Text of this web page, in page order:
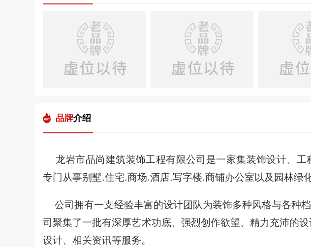
品牌介绍
龙岩市品尚建筑装饰工程有限公司是一家集装饰设计、工
专门从事别墅.住宅.商场.酒店.写字楼.商铺办公室以及园林绿
公司拥有一支经验丰富的设计团队为装饰多种风格与各种
司聚集了一批有深厚艺术功底、强烈创作欲望、精力充沛的
设计、相关资讯等服务。